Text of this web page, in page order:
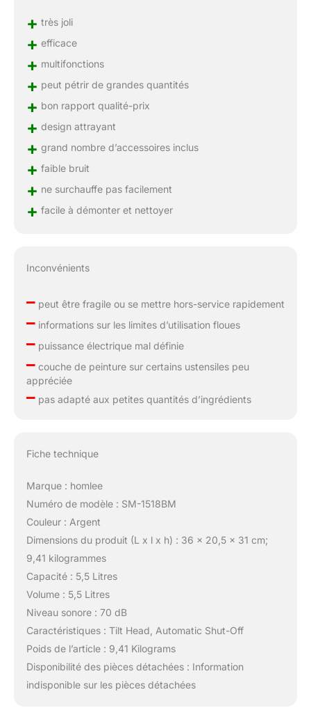
+ très joli
+ efficace
+ multifonctions
+ peut pétrir de grandes quantités
+ bon rapport qualité-prix
+ design attrayant
+ grand nombre d’accessoires inclus
+ faible bruit
+ ne surchauffe pas facilement
+ facile à démonter et nettoyer
Inconvénients
–peut être fragile ou se mettre hors-service rapidement
–informations sur les limites d’utilisation floues
–puissance électrique mal définie
–couche de peinture sur certains ustensiles peu
appréciée
–pas adapté aux petites quantités d’ingrédients
Fiche technique
Marque : homlee
Numéro de modèle : SM-1518BM
Couleur : Argent
Dimensions du produit (L x l x h) : 36 x 20,5 x 31 cm;
9,41 kilogrammes
Capacité : 5,5 Litres
Volume : 5,5 Litres
Niveau sonore : 70 dB
Caractéristiques : Tilt Head, Automatic Shut-Off
Poids de l’article : 9,41 Kilograms
Disponibilité des pièces détachées : Information
indisponible sur les pièces détachées